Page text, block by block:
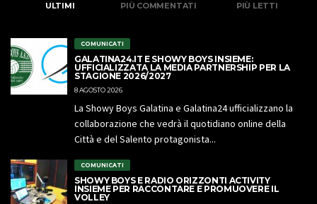
ULTIMI PIÙ COMMENTATI PIÙ LETTI
COMUNICATI
GALATINA24.IT E SHOWY BOYS INSIEME:
UFFICIALIZZATA LA MEDIA PARTNERSHIP PER LA
STAGIONE 2026/2027
8 AGOSTO 2026
La Showy Boys Galatina e Galatina24 ufficializzano la
collaborazione che vedrà il quotidiano online della
Città e del Salento protagonista...
COMUNICATI
SHOWY BOYS E RADIO ORIZZONTI ACTIVITY
INSIEME PER RACCONTARE E PROMUOVERE IL
VOLLEY